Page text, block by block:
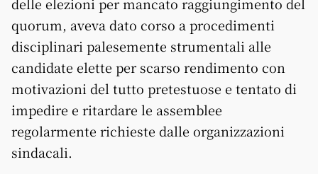
quorum, aveva dato corso a procedimenti
disciplinari palesemente strumentali alle
candidate elette per scarso rendimento con
motivazioni del tutto pretestuose e tentato di
impedire e ritardare le assemblee
regolarmente richieste dalle organizzazioni
sindacali.